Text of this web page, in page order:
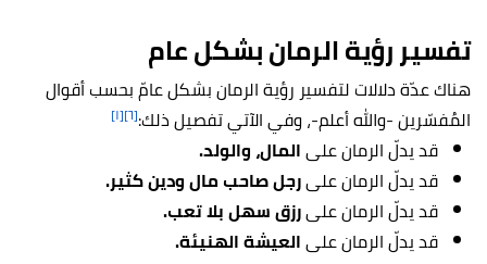
تفسير رؤية الرمان بشكل عام
هناك عدّة دلالات لتفسير رؤية الرمان بشكل عامّ بحسب أقوال
المُفسّرين -والله أعلم-، وفي الآتي تفصيل ذلك:[٦] [١]
قد يدلّ الرمان علىالمال، والولد.
قد يدلّ الرمان علىرجل صاحب مال ودين كثير.
قد يدلّ الرمان علىرزق سهل بلا تعب.
قد يدلّ الرمان علىالعيشة الهنيئة.